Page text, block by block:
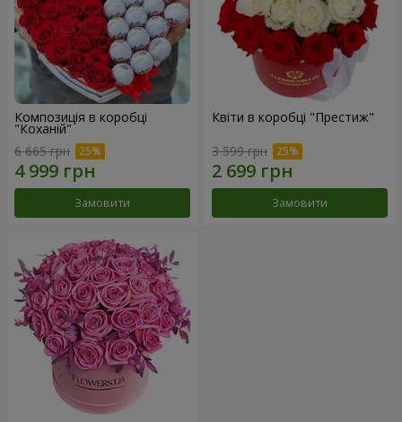
Композиція в коробці
"Коханій"
6 665 грн
Замовити
Квіти в коробці "Престиж"
3 599 грн
Замовити